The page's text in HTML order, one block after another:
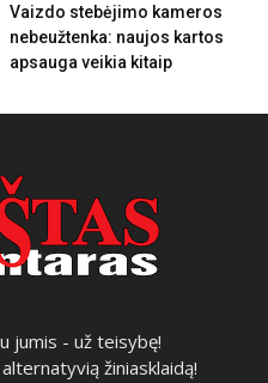
Vaizdo stebėjimo kameros
nebeužtenka: naujos kartos
apsauga veikia kitaip
jumis - už teisybę!
žiniasklaidą!